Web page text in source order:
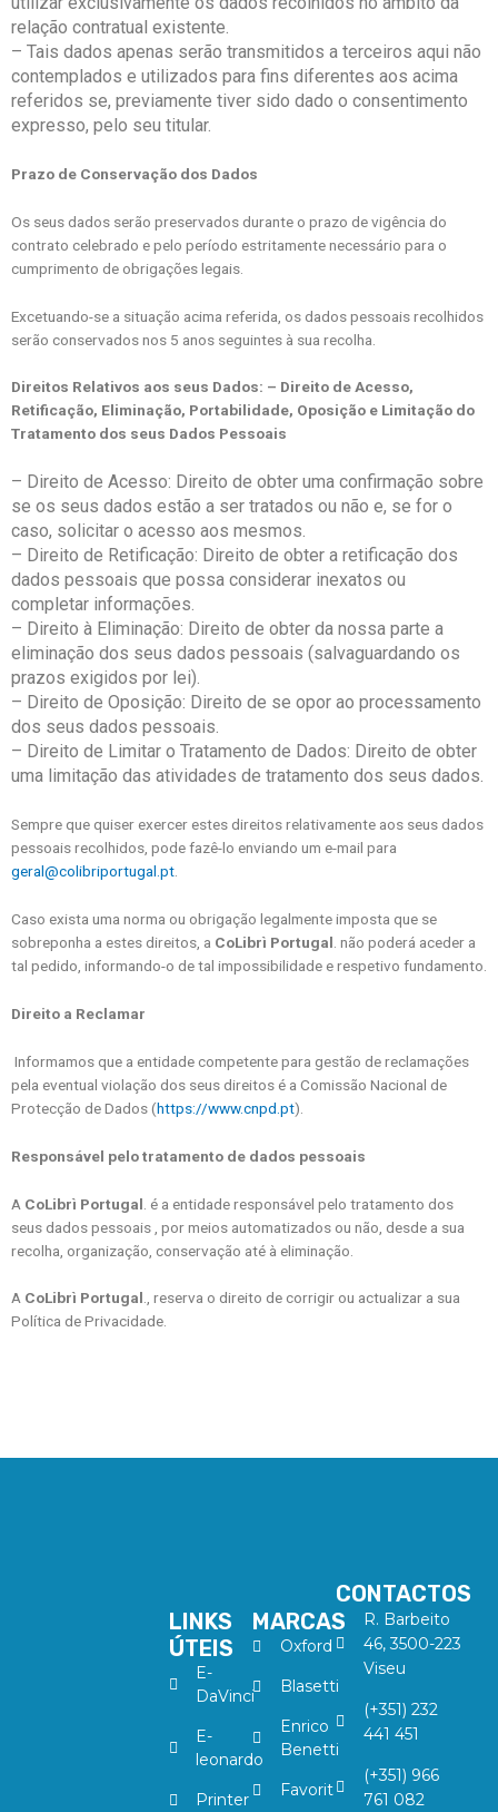
relação contratual existente.
– Tais dados apenas serão transmitidos a terceiros aqui não
contemplados e utilizados para fins diferentes aos acima
referidos se, previamente tiver sido dado o consentimento
expresso, pelo seu titular.
Prazo de Conservação dos Dados
Os seus dados serão preservados durante o prazo de vigência do
contrato celebrado e pelo período estritamente necessário para o
cumprimento de obrigações legais.
Excetuando-se a situação acima referida, os dados pessoais recolhidos
serão conservados nos 5 anos seguintes à sua recolha.
Direitos Relativos aos seus Dados: – Direito de Acesso,
Retificação, Eliminação, Portabilidade, Oposição e Limitação do
Tratamento dos seus Dados Pessoais
– Direito de Acesso: Direito de obter uma confirmação sobre
se os seus dados estão a ser tratados ou não e, se for o
caso, solicitar o acesso aos mesmos.
– Direito de Retificação: Direito de obter a retificação dos
dados pessoais que possa considerar inexatos ou
completar informações.
– Direito à Eliminação: Direito de obter da nossa parte a
eliminação dos seus dados pessoais (salvaguardando os
prazos exigidos por lei).
– Direito de Oposição: Direito de se opor ao processamento
dos seus dados pessoais.
– Direito de Limitar o Tratamento de Dados: Direito de obter
uma limitação das atividades de tratamento dos seus dados.
Sempre que quiser exercer estes direitos relativamente aos seus dados
pessoais recolhidos, pode fazê-lo enviando um e-mail para
geral@colibriportugal.pt
Caso exista uma norma ou obrigação legalmente imposta que se
sobreponha a estes direitos, a CoLibrì Portugal . não poderá aceder a
tal pedido, informando-o de tal impossibilidade e respetivo fundamento.
Direito a Reclamar
Informamos que a entidade competente para gestão de reclamações
pela eventual violação dos seus direitos é a Comissão Nacional de
Protecção de Dados (https://www.cnpd.pt).
Responsável pelo tratamento de dados pessoais
A CoLibrì Portugal . é a entidade responsável pelo tratamento dos
seus dados pessoais , por meios automatizados ou não, desde a sua
recolha, organização, conservação até à eliminação.
A CoLibrì Portugal., reserva o direito de corrigir ou actualizar a sua
Política de Privacidade.
LINKS
ÚTEIS
E-
DaVinci
E-
leonardo
Printer
MARCAS
Oxford
Blasetti
Enrico
Benetti
Favorit
CONTACTOS
R. Barbeito
46, 3500-223
Viseu
(+351) 232
441 451
(+351) 966
761 082